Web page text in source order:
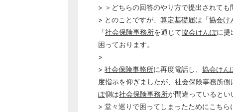
> ＞どちらの回答のやり方で提出されても
> とのことですが、 算定基礎届は「協会け
「社会保険事務所を通じて協会けんぽに提
困っております。
>
> 社会保険事務所に再度電話し、 協会けん
度指示を仰ぎましたが、 社会保険事務所側
ぽ側は社会保険事務所が間違っているとい
> 堂々巡りで困ってしまったためにこちら